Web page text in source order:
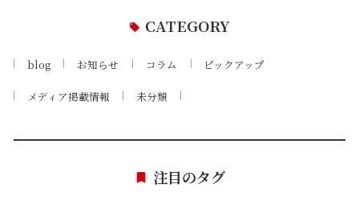
CATEGORY
blog お知らせ コラム ピックアップ
メディア掲載情報 未分類
注目のタグ